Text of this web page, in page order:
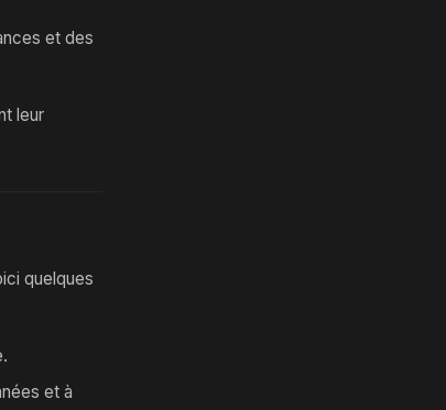
et des
leur
quelques
et à